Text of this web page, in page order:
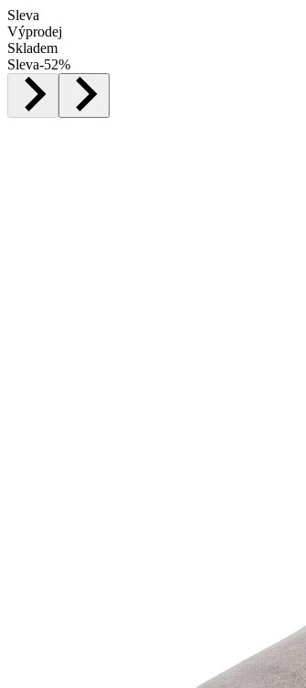
Sleva
Výprodej
Skladem
Sleva-52%